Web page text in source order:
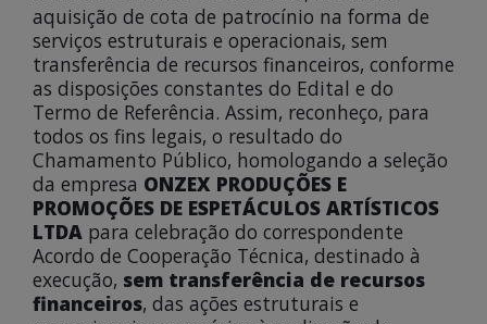
aquisição de cota de patrocínio na forma de
serviços estruturais e operacionais, sem
transferência de recursos financeiros, conforme
as disposições constantes do Edital e do
Termo de Referência. Assim, reconheço, para
todos os fins legais, o resultado do
Chamamento Público, homologando a seleção
da empresa ONZEX PRODUÇÕES E
PROMOÇÕES DE ESPETÁCULOS ARTÍSTICOS
LTDA para celebração do correspondente
Acordo de Cooperação Técnica, destinado à
execução, sem transferência de recursos
financeiros, das ações estruturais e